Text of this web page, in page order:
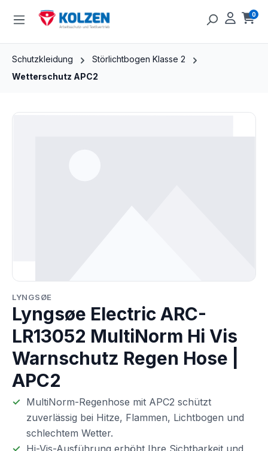
Zum Hauptinhalt springen 0
Schutzkleidung
Störlichtbogen Klasse 2
Wetterschutz APC2
Bildergalerie überspringen
LYNGSØE
Lyngsøe Electric ARC-
LR13052 MultiNorm Hi Vis
Warnschutz Regen Hose |
APC2
MultiNorm-Regenhose mit APC2 schützt
zuverlässig bei Hitze, Flammen, Lichtbogen und
schlechtem Wetter.